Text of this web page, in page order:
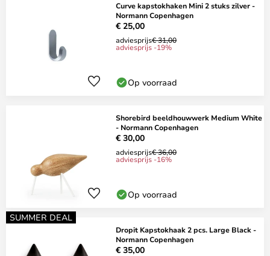
Curve kapstokhaken Mini 2 stuks zilver -
Normann Copenhagen
€ 25,00
adviesprijs€ 31,00
adviesprijs -19%
Op voorraad
Shorebird beeldhouwwerk Medium White
- Normann Copenhagen
€ 30,00
adviesprijs€ 36,00
adviesprijs -16%
Op voorraad
SUMMER DEAL
Dropit Kapstokhaak 2 pcs. Large Black -
Normann Copenhagen
€ 35,00